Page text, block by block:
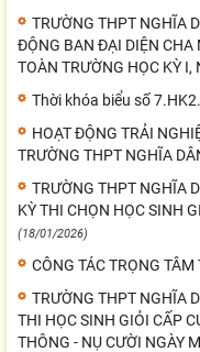
TRƯỜNG THPT NGHĨA
ĐỘNG BAN ĐẠI DIỆN CHA
TOÀN TRƯỜNG HỌC KỲ
Thời khóa biểu số
HOẠT ĐỘNG TRẢI
TRƯỜNG THPT NGHĨA
TRƯỜNG THPT NGHĨA
KỲ THI CHỌN HỌC SINH
(18/01/2026)
CÔNG TÁC TRỌNG
TRƯỜNG THPT NGHĨA
THI HỌC SINH GIỎI CẤP
THÔNG - NỤ CƯỜI NGÀY